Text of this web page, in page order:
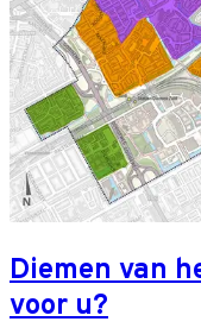
Diemen van
voor u?